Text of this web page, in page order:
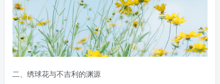
二、绣球花与不吉利的渊源